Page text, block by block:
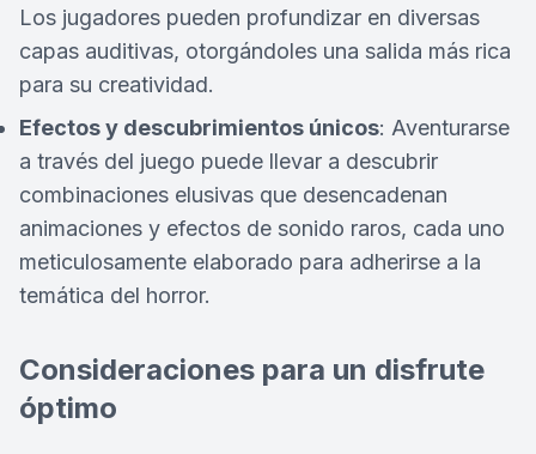
Los jugadores pueden profundizar en diversas
capas auditivas, otorgándoles una salida más rica
para su creatividad.
Efectos y descubrimientos únicos: Aventurarse
a través del juego puede llevar a descubrir
combinaciones elusivas que desencadenan
animaciones y efectos de sonido raros, cada uno
meticulosamente elaborado para adherirse a la
temática del horror.
Consideraciones para un disfrute
óptimo